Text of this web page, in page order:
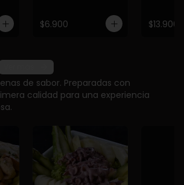
$6.900 $13.900
de sabor. Preparadas con
calidad para una experiencia